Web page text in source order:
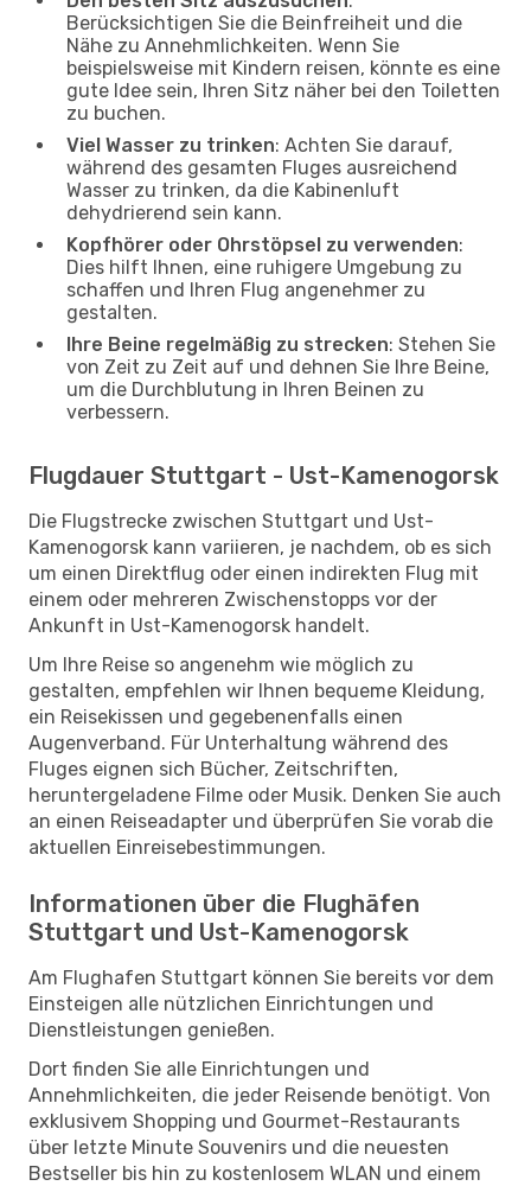
Berücksichtigen Sie die Beinfreiheit und die
Nähe zu Annehmlichkeiten. Wenn Sie
beispielsweise mit Kindern reisen, könnte es eine
gute Idee sein, Ihren Sitz näher bei den Toiletten
zu buchen.
Viel Wasser zu trinken: Achten Sie darauf,
während des gesamten Fluges ausreichend
Wasser zu trinken, da die Kabinenluft
dehydrierend sein kann.
Kopfhörer oder Ohrstöpsel zu verwenden:
Dies hilft Ihnen, eine ruhigere Umgebung zu
schaffen und Ihren Flug angenehmer zu
gestalten.
Ihre Beine regelmäßig zu strecken: Stehen Sie
von Zeit zu Zeit auf und dehnen Sie Ihre Beine,
um die Durchblutung in Ihren Beinen zu
verbessern.
Flugdauer Stuttgart - Ust-Kamenogorsk
Die Flugstrecke zwischen Stuttgart und Ust-
Kamenogorsk kann variieren, je nachdem, ob es sich
um einen Direktflug oder einen indirekten Flug mit
einem oder mehreren Zwischenstopps vor der
Ankunft in Ust-Kamenogorsk handelt.
Um Ihre Reise so angenehm wie möglich zu
gestalten, empfehlen wir Ihnen bequeme Kleidung,
ein Reisekissen und gegebenenfalls einen
Augenverband. Für Unterhaltung während des
Fluges eignen sich Bücher, Zeitschriften,
heruntergeladene Filme oder Musik. Denken Sie auch
an einen Reiseadapter und überprüfen Sie vorab die
aktuellen Einreisebestimmungen.
Informationen über die Flughäfen
Stuttgart und Ust-Kamenogorsk
Am Flughafen Stuttgart können Sie bereits vor dem
Einsteigen alle nützlichen Einrichtungen und
Dienstleistungen genießen.
Dort finden Sie alle Einrichtungen und
Annehmlichkeiten, die jeder Reisende benötigt. Von
exklusivem Shopping und Gourmet-Restaurants
über letzte Minute Souvenirs und die neuesten
Bestseller bis hin zu kostenlosem WLAN und einem